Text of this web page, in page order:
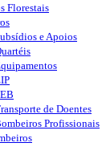
Florestais
e Apoios
de Doentes
Profissionais